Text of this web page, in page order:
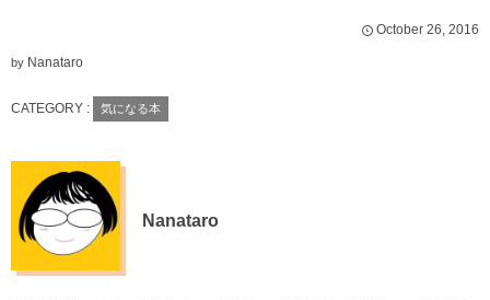
October 26, 2016
by Nanataro
CATEGORY : 気になる本
Nanataro